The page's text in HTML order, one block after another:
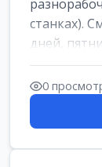
станках).
дней,
0